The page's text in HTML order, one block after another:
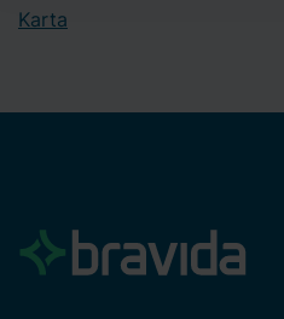
behandlar personuppgifter
Karta